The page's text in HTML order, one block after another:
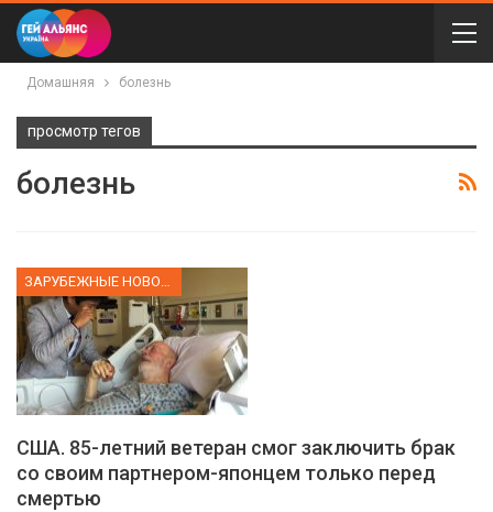
Домашняя болезнь
просмотр тегов
болезнь
США. 85-летний ветеран смог заключить брак
со своим партнером-японцем только перед
смертью